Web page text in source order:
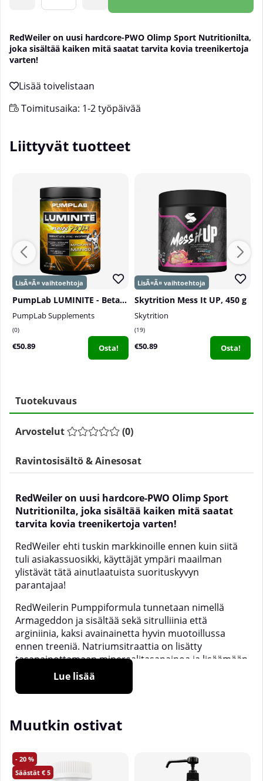
RedWeiler on uusi hardcore-PWO Olimp Sport Nutritionilta,
joka sisältää kaiken mitä saatat tarvita kovia treenikertoja
varten!
Toimitusaika: 1-2 työpäivää
Liittyvät tuotteet
PumpLab LUMINITE - Beta-Alanine Free PWO, 550 g
PumpLab Supplements
0
€50.89 Osta!
Skytrition Mess It UP, 450 g
Skytrition
19
€50.89 Osta!
Tuotekuvaus
Arvostelut (0)
Ravintosisältö & Ainesosat
RedWeiler on uusi hardcore-PWO Olimp Sport
Nutritionilta, joka sisältää kaiken mitä saatat
tarvita kovia treenikertoja varten!
RedWeiler ehti tuskin markkinoille ennen kuin siitä
tuli asiakassuosikki, käyttäjät ympäri maailman
ylistävät tätä ainutlaatuista suorituskyvyn
parantajaa!
RedWeilerin Pumppiformula tunnetaan nimellä
Armageddon ja sisältää sekä sitrulliinia että
arginiinia, kaksi avainainetta hyvin muotoillussa
ennen treeniä. Natriumsitraattia on lisätty
tasapainottamaan mineraalitasapainoa ja lisäämään
kehon kykyä imeä nestettä, jolloin lihakset kestävät
synerginen sekoitus ainesosia, jotka on suunniteltu
parantamaan voimaa ja räjähtävää suorituskykyäsi.
trikreatiinimalaattia, beta-alaniinia ja
kalsiumfosfaattia.
Lue lisää
Muutkin ostivat
20
5